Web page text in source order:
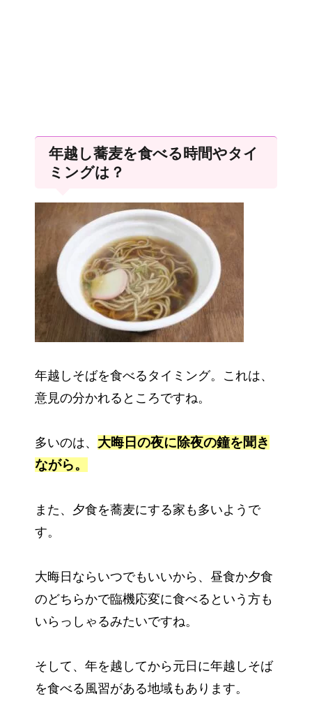
年越し蕎麦を食べる時間やタイ
ミングは？
年越しそばを食べるタイミング。これは、
意見の分かれるところですね。
多いのは、 大晦日の夜に除夜の鐘を聞き
ながら。
また、夕食を蕎麦にする家も多いようで
す。
大晦日ならいつでもいいから、昼食か夕食
のどちらかで臨機応変に食べるという方も
いらっしゃるみたいですね。
そして、年を越してから元日に年越しそば
を食べる風習がある地域もあります。